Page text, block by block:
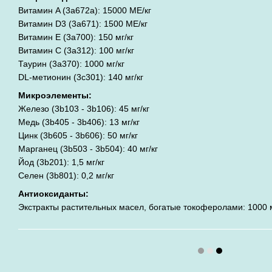
Витамин A (3a672a): 15000 МЕ/кг
Витамин D3 (3a671): 1500 МЕ/кг
Витамин E (3a700): 150 мг/кг
Витамин C (3a312): 100 мг/кг
Таурин (3a370): 1000 мг/кг
DL-метионин (3c301): 140 мг/кг
Микроэлементы:
Железо (3b103 - 3b106): 45 мг/кг
Медь (3b405 - 3b406): 13 мг/кг
Цинк (3b605 - 3b606): 50 мг/кг
Марганец (3b503 - 3b504): 40 мг/кг
Йод (3b201): 1,5 мг/кг
Селен (3b801): 0,2 мг/кг
Антиоксиданты:
Экстракты растительных масел, богатые токоферолами: 1000